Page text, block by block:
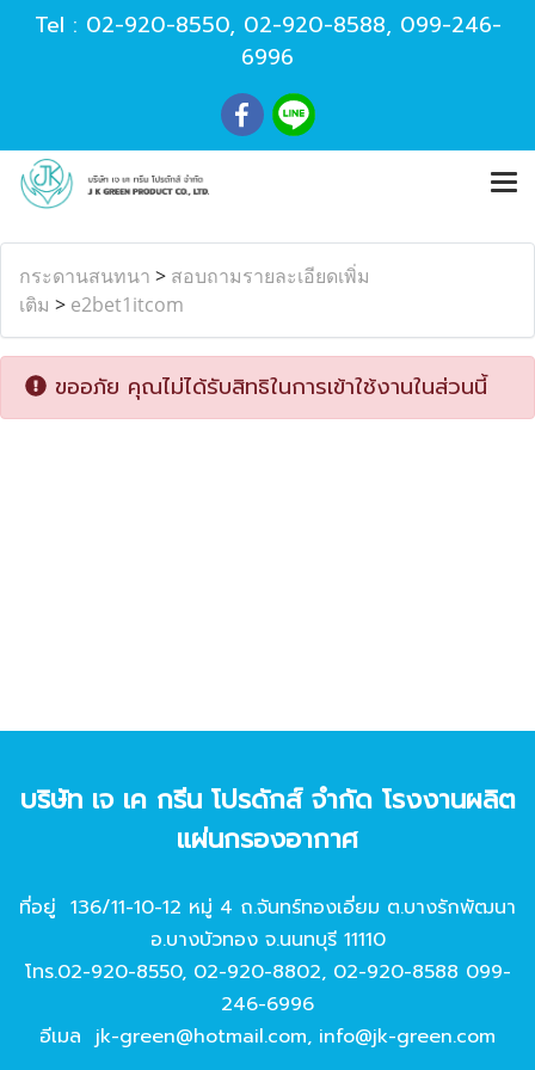
Tel : 02-920-8550, 02-920-8588, 099-246-
6996
กระดานสนทนา > สอบถามรายละเอียดเพิ่ม
เติม > e2bet1itcom
ขออภัย คุณไม่ได้รับสิทธิในการเข้าใช้งานในส่วนนี้
บริษัท เจ เค กรีน โปรดักส์ จํากัด โรงงานผลิต
แผ่นกรองอากาศ
ที่อยู่ 136/11-10-12 หมู่ 4 ถ.จันทร์ทองเอี่ยม ต.บางรักพัฒนา
อ.บางบัวทอง จ.นนทบุรี 11110
โทร.02-920-8550, 02-920-8802, 02-920-8588 099-
246-6996
อีเมล jk-green@hotmail.com, info@jk-green.com